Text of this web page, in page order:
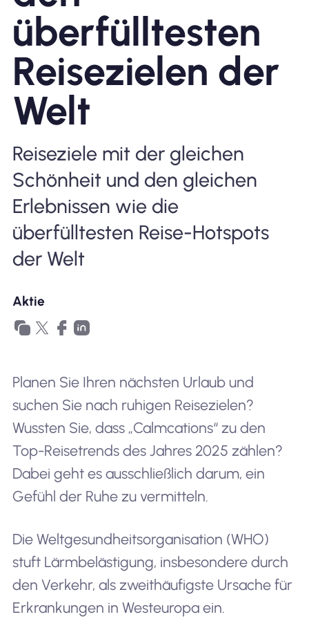
Warum Nomad eSIM
Verwendung einer eSIM
Für das Geschäft
überfülltesten
Reisezielen der
Welt
Reiseziele mit der gleichen
Schönheit und den gleichen
Erlebnissen wie die
überfülltesten Reise-Hotspots
der Welt
Aktie
Planen Sie Ihren nächsten Urlaub und
suchen Sie nach ruhigen Reisezielen?
Wussten Sie, dass „Calmcations“ zu den
Top-Reisetrends des Jahres 2025 zählen?
Dabei geht es ausschließlich darum, ein
Gefühl der Ruhe zu vermitteln.
Die Weltgesundheitsorganisation (WHO)
stuft Lärmbelästigung, insbesondere durch
den Verkehr, als zweithäufigste Ursache für
Erkrankungen in Westeuropa ein.